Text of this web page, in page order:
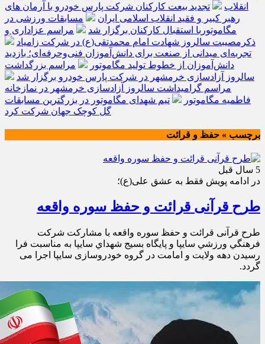
انقلاب
تجدید بیعت کارکنان شرکت پارس خودرو با آرمان های
رهبر کبیر و فقید انقلاب اسلامی ایران
مسابقات ورزشی در
مگاموتوربا استقبال کارکنان برگزار شد
مراسم عزاداری و
ذکرمصیبت سالروز شهادت امام محمدتقی(ع) در شرکت زامیاد
تجربه‌ای میدانی از صنعت برای دانش‌آموزان فنی‌وحرفه‌ای؛ بازدید
دانش‌آموزان از خطوط تولید مگاموتور
مراسم بزرگداشت
سالروز آزادسازی خرمشهر در شرکت پارس خودرو برگزار شد
مراسم گرامیداشت سالروز آزادسازی خرمشهر در نمازخانه
فاطمیه مگاموتور
تیم شهدای مگاموتور در بزرگترین مسابقات
گل کوچک جهان شرکت کرد
برچسب » حفظ و قرائت
5 سال قبل
در ادامه پویش فقط به عشق علی(ع)؛
طرح قرآنی قرائت و حفظ سوره واقعه
طرح قرآنی قرائت و حفظ سوره واقعه با مشاركت شركت
فرهنگي ورزشي سايپا و پايگاه بسيج شهداي سايپا به مناسبت فرا
رسیدن دهه ولایت و امامت در گروه خودروسازی سایپا اجرا می
گردد.